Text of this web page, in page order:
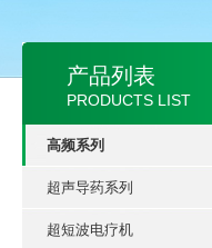
产品列表
PRODUCTS LIST
高频系列
超声导药系列
超短波电疗机